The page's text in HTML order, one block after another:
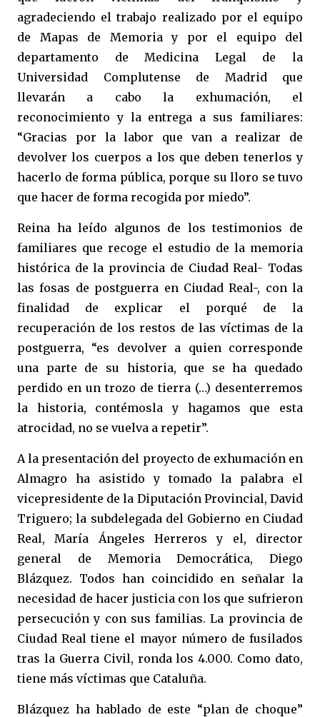
agradeciendo el trabajo realizado por el equipo
de Mapas de Memoria y por el equipo del
departamento de Medicina Legal de la
Universidad Complutense de Madrid que
llevarán a cabo la exhumación, el
reconocimiento y la entrega a sus familiares:
“Gracias por la labor que van a realizar de
devolver los cuerpos a los que deben tenerlos y
hacerlo de forma pública, porque su lloro se tuvo
que hacer de forma recogida por miedo”.
Reina ha leído algunos de los testimonios de
familiares que recoge el estudio de la memoria
histórica de la provincia de Ciudad Real- Todas
las fosas de postguerra en Ciudad Real-, con la
finalidad de explicar el porqué de la
recuperación de los restos de las víctimas de la
postguerra, “es devolver a quien corresponde
una parte de su historia, que se ha quedado
perdido en un trozo de tierra (…) desenterremos
la historia, contémosla y hagamos que esta
atrocidad, no se vuelva a repetir”.
A la presentación del proyecto de exhumación en
Almagro ha asistido y tomado la palabra el
vicepresidente de la Diputación Provincial, David
Triguero; la subdelegada del Gobierno en Ciudad
Real, María Ángeles Herreros y el, director
general de Memoria Democrática, Diego
Blázquez. Todos han coincidido en señalar la
necesidad de hacer justicia con los que sufrieron
persecución y con sus familias. La provincia de
Ciudad Real tiene el mayor número de fusilados
tras la Guerra Civil, ronda los 4.000. Como dato,
tiene más víctimas que Cataluña.
Blázquez ha hablado de este “plan de choque”